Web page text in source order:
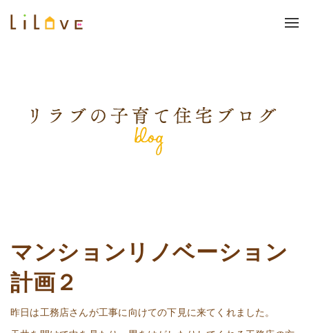
マンションリノベーション
計画２
昨日は工務店さんが工事に向けての下見に来てくれました。